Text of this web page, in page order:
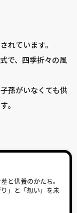
れています。
で、四季折々の風
孫がいなくても供
。
と供養のかたち。
」と「想い」を未